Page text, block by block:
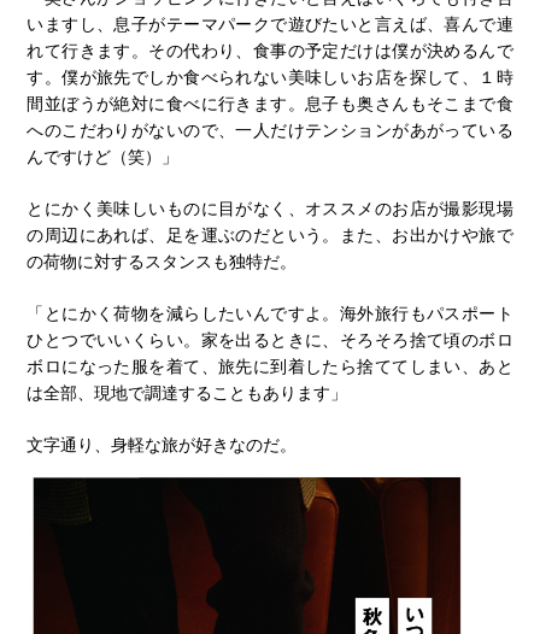
いますし、息子がテーマパークで遊びたいと言えば、喜んで連
れて行きます。その代わり、食事の予定だけは僕が決めるんで
す。僕が旅先でしか食べられない美味しいお店を探して、１時
間並ぼうが絶対に食べに行きます。息子も奥さんもそこまで食
へのこだわりがないので、一人だけテンションがあがっている
んですけど（笑）」
とにかく美味しいものに目がなく、オススメのお店が撮影現場
の周辺にあれば、足を運ぶのだという。また、お出かけや旅で
の荷物に対するスタンスも独特だ。
「とにかく荷物を減らしたいんですよ。海外旅行もパスポート
ひとつでいいくらい。家を出るときに、そろそろ捨て頃のボロ
ボロになった服を着て、旅先に到着したら捨ててしまい、あと
は全部、現地で調達することもあります」
文字通り、身軽な旅が好きなのだ。